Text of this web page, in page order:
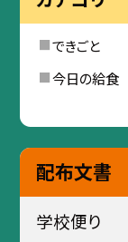
できごと
今日の給食
配布文書
学校便り